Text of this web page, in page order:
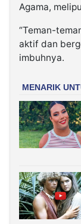
Agama,
“Teman-
aktif dan
imbuhnya.